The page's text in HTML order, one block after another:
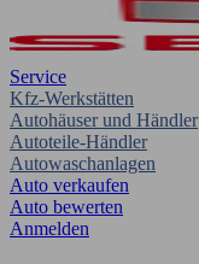
Service
Kfz-Werkstätten
Autohäuser und Händler
Autoteile-Händler
Autowaschanlagen
Auto verkaufen
Auto bewerten
Anmelden